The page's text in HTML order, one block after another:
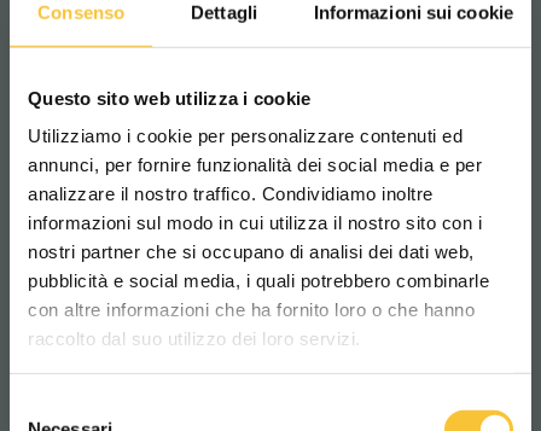
Consenso Dettagli Informazioni sui cookie
Questo sito web utilizza i cookie
Utilizziamo i cookie per personalizzare contenuti ed
annunci, per fornire funzionalità dei social media e per
analizzare il nostro traffico. Condividiamo inoltre
informazioni sul modo in cui utilizza il nostro sito con i
nostri partner che si occupano di analisi dei dati web,
pubblicità e social media, i quali potrebbero combinarle
con altre informazioni che ha fornito loro o che hanno
raccolto dal suo utilizzo dei loro servizi.
Scegli il paese in cui ti trovi e la tua
lingua per una migliore esperienza di
navigazione